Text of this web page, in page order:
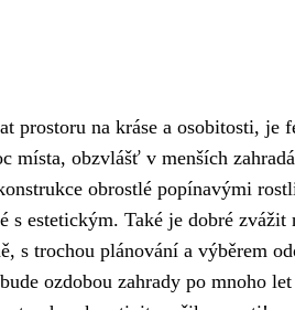
prostoru na kráse a osobitosti, je
místa, obzvlášť v menších
obrostlé popínavými
estetickým. Také je dobré zvážit
s trochou plánování a výběrem
ozdobou zahrady po mnoho